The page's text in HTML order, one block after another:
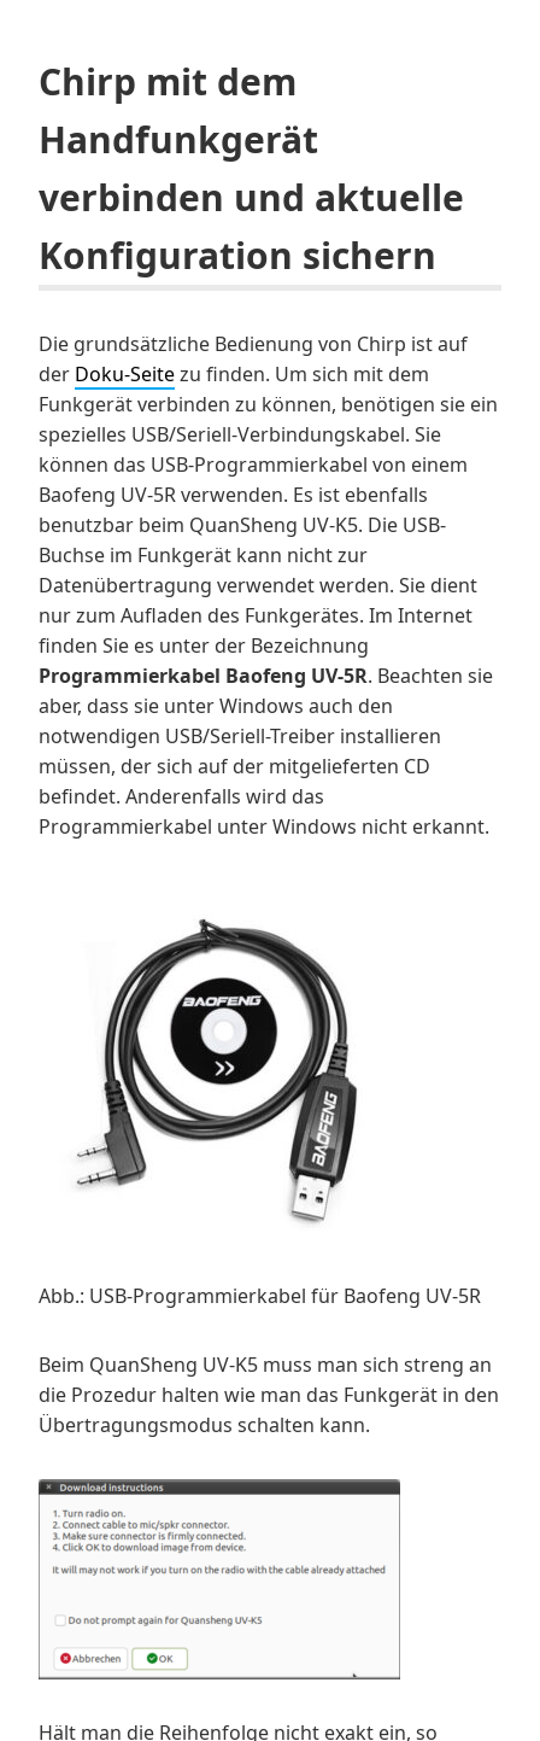
Chirp mit dem
Handfunkgerät
verbinden und aktuelle
Konfiguration sichern
Die grundsätzliche Bedienung von Chirp ist auf
der Doku-Seitezu finden. Um sich mit dem
Funkgerät verbinden zu können, benötigen sie ein
spezielles USB/Seriell-Verbindungskabel. Sie
können das USB-Programmierkabel von einem
Baofeng UV-5R verwenden. Es ist ebenfalls
benutzbar beim QuanSheng UV-K5. Die USB-
Buchse im Funkgerät kann nicht zur
Datenübertragung verwendet werden. Sie dient
nur zum Aufladen des Funkgerätes. Im Internet
finden Sie es unter der Bezeichnung
Programmierkabel Baofeng UV-5R. Beachten sie
aber, dass sie unter Windows auch den
notwendigen USB/Seriell-Treiber installieren
müssen, der sich auf der mitgelieferten CD
befindet. Anderenfalls wird das
Programmierkabel unter Windows nicht erkannt.
Abb.: USB-Programmierkabel für Baofeng UV-5R
Beim QuanSheng UV-K5 muss man sich streng an
die Prozedur halten wie man das Funkgerät in den
Übertragungsmodus schalten kann.
Hält man die Reihenfolge nicht exakt ein, so